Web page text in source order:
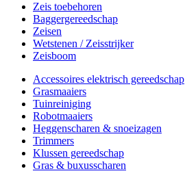
Zeis toebehoren
Baggergereedschap
Zeisen
Wetstenen / Zeisstrijker
Zeisboom
Accessoires elektrisch gereedschap
Grasmaaiers
Tuinreiniging
Robotmaaiers
Heggenscharen & snoeizagen
Trimmers
Klussen gereedschap
Gras & buxusscharen